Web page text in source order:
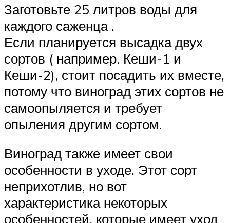
Заготовьте 25 литров воды для
каждого саженца .
Если планируется высадка двух
сортов ( например. Кеши-1 и
Кеши-2), стоит посадить их вместе,
потому что виноград этих сортов не
самоопыляется и требует
опыления другим сортом.
Виноград также имеет свои
особенности в уходе. Этот сорт
неприхотлив, но вот
характеристика некоторых
особенностей, которые имеет уход